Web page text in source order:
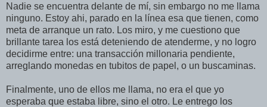
Nadie se encuentra delante de mí, sin embargo no me llama
ninguno. Estoy ahi, parado en la línea esa que tienen, como
meta de arranque un rato. Los miro, y me cuestiono que
brillante tarea los está deteniendo de atenderme, y no logro
decidirme entre: una transacción millonaria pendiente,
arreglando monedas en tubitos de papel, o un buscaminas.
Finalmente, uno de ellos me llama, no era el que yo
esperaba que estaba libre, sino el otro. Le entrego los